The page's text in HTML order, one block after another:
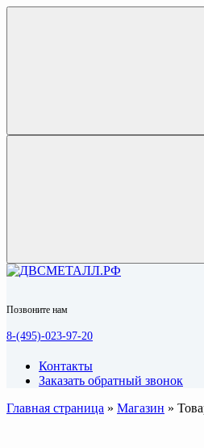
Позвоните нам
8-(495)-023-97-20
Контакты
Заказать обратный звонок
Главная страница » Магазин »